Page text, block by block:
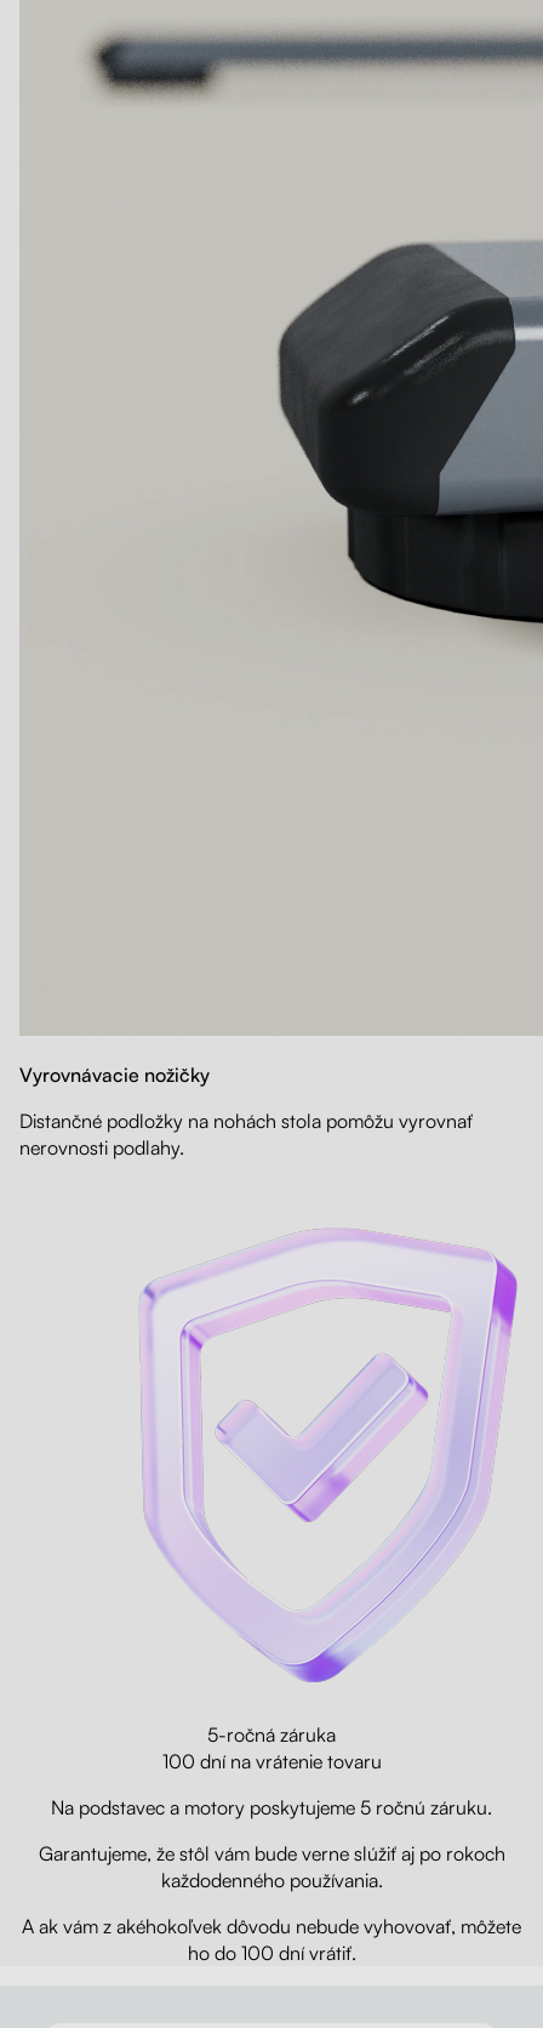
Vyrovnávacie nožičky
Distančné podložky na nohách stola pomôžu vyrovnať
nerovnosti podlahy.
5-ročná záruka
100 dní na vrátenie tovaru
Na podstavec a motory poskytujeme 5 ročnú záruku.
Garantujeme, že stôl vám bude verne slúžiť aj po rokoch
každodenného používania.
A ak vám z akéhokoľvek dôvodu nebude vyhovovať, môžete
ho do 100 dní vrátiť.